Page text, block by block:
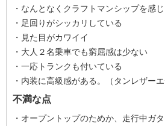
・なんとなくクラフトマンシップを感じ
・足回りがシッカリしている
・見た目がカワイイ
・大人２名乗車でも窮屈感は少ない
・一応トランクも付いている
・内装に高級感がある。（タンレザーエ
不満な点
・オープントップのためか、走行中ガ